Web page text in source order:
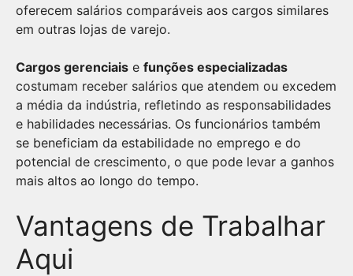
oferecem salários comparáveis aos cargos similares
em outras lojas de varejo.
Cargos gerenciais e funções especializadas
costumam receber salários que atendem ou excedem
a média da indústria, refletindo as responsabilidades
e habilidades necessárias. Os funcionários também
se beneficiam da estabilidade no emprego e do
potencial de crescimento, o que pode levar a ganhos
mais altos ao longo do tempo.
Vantagens de Trabalhar
Aqui